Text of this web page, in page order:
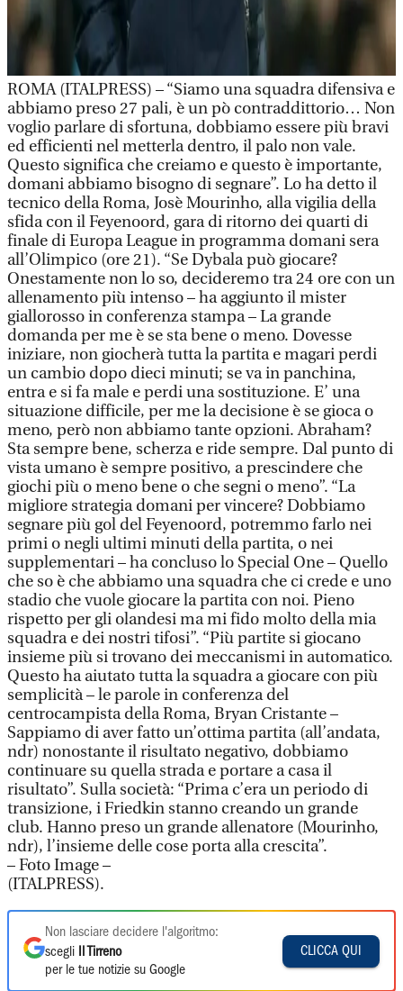
ROMA (ITALPRESS) – “Siamo una squadra difensiva e
abbiamo preso 27 pali, è un pò contraddittorio… Non
voglio parlare di sfortuna, dobbiamo essere più bravi
ed efficienti nel metterla dentro, il palo non vale.
Questo significa che creiamo e questo è importante,
domani abbiamo bisogno di segnare”. Lo ha detto il
tecnico della Roma, Josè Mourinho, alla vigilia della
sfida con il Feyenoord, gara di ritorno dei quarti di
finale di Europa League in programma domani sera
all’Olimpico (ore 21). “Se Dybala può giocare?
Onestamente non lo so, decideremo tra 24 ore con un
allenamento più intenso – ha aggiunto il mister
giallorosso in conferenza stampa – La grande
domanda per me è se sta bene o meno. Dovesse
iniziare, non giocherà tutta la partita e magari perdi
un cambio dopo dieci minuti; se va in panchina,
entra e si fa male e perdi una sostituzione. E’ una
situazione difficile, per me la decisione è se gioca o
meno, però non abbiamo tante opzioni. Abraham?
Sta sempre bene, scherza e ride sempre. Dal punto di
vista umano è sempre positivo, a prescindere che
giochi più o meno bene o che segni o meno”. “La
migliore strategia domani per vincere? Dobbiamo
segnare più gol del Feyenoord, potremmo farlo nei
primi o negli ultimi minuti della partita, o nei
supplementari – ha concluso lo Special One – Quello
che so è che abbiamo una squadra che ci crede e uno
stadio che vuole giocare la partita con noi. Pieno
rispetto per gli olandesi ma mi fido molto della mia
squadra e dei nostri tifosi”. “Più partite si giocano
insieme più si trovano dei meccanismi in automatico.
Questo ha aiutato tutta la squadra a giocare con più
semplicità – le parole in conferenza del
centrocampista della Roma, Bryan Cristante –
Sappiamo di aver fatto un’ottima partita (all’andata,
ndr) nonostante il risultato negativo, dobbiamo
continuare su quella strada e portare a casa il
risultato”. Sulla società: “Prima c’era un periodo di
transizione, i Friedkin stanno creando un grande
club. Hanno preso un grande allenatore (Mourinho,
ndr), l’insieme delle cose porta alla crescita”.
– Foto Image –
(ITALPRESS).
Non lasciare decidere l'algoritmo:
scegli
Il Tirreno
per le tue notizie su Google
CLICCA QUI